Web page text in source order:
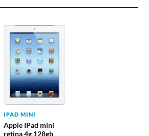
IPAD MINI
Apple IPad mini
retina 4g 128gb